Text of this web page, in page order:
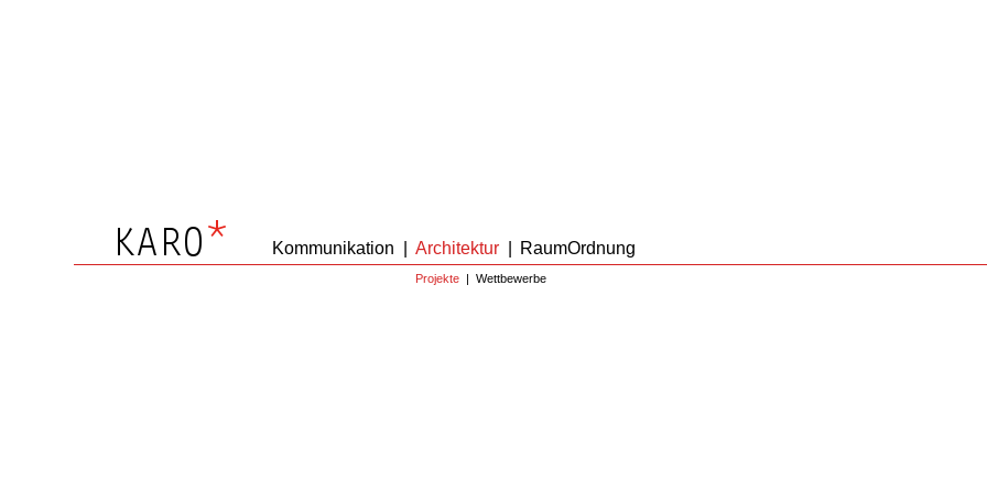
Projekte |Wettbewerbe
Kommunikation Architektur RaumOrdnung